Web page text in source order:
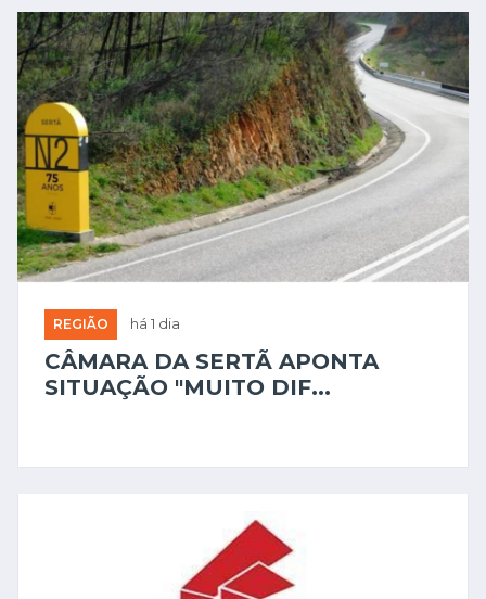
REGIÃO há 1 dia
CÂMARA DA SERTÃ APONTA
SITUAÇÃO "MUITO DIF...